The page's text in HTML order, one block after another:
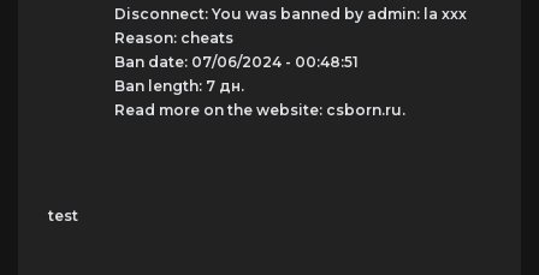
Disconnect: You was banned by admin: la xxx
Reason: cheats
Ban date: 07/06/2024 - 00:48:51
Ban length: 7 дн.
Read more on the website: csborn.ru.
test